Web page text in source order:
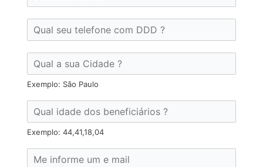
Exemplo: São Paulo
Exemplo: 44,41,18,04